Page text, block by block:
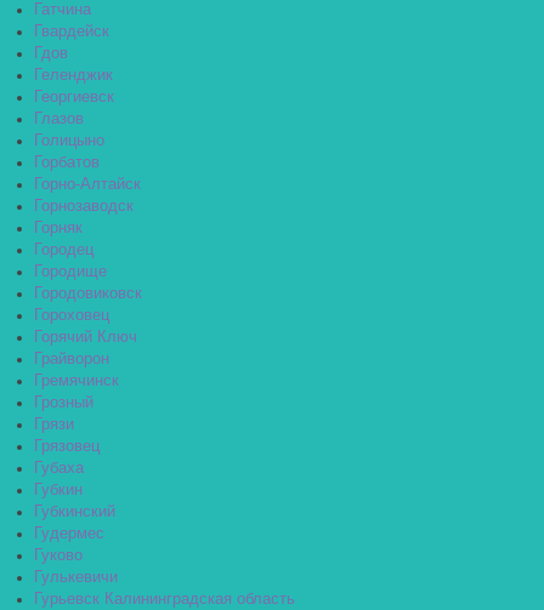
Гатчина
Гвардейск
Гдов
Геленджик
Георгиевск
Глазов
Голицыно
Горбатов
Горно-Алтайск
Горнозаводск
Горняк
Городец
Городище
Городовиковск
Гороховец
Горячий Ключ
Грайворон
Гремячинск
Грозный
Грязи
Грязовец
Губаха
Губкин
Губкинский
Гудермес
Гуково
Гулькевичи
Гурьевск Калининградская область